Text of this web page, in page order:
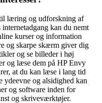
læring og udforskning af
kan du nemt
kurser og information
og skarpe skærm giver dig
og se billeder i høj
og læse dem på HP Envy
at du kan læse i lang tid
ydeevne og alsidighed kan
og software inden for
og skriveværktøjer.